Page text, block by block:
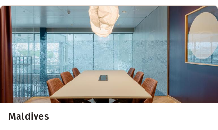
Maldives